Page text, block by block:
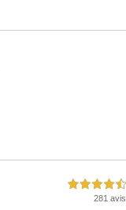
4,5 étoiles sur 5
281 avis